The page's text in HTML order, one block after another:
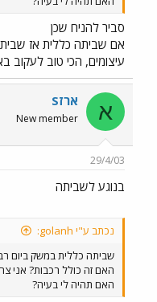
סביר להניח שכן
אם שביתה כללית אז
עיצומים, הכי טוב לעקוב
א ארזS
New member
29/4/03
בנוגע לשביתה
נכתב ע"י golanh:
שביתה כללית במשק ביום
האם תהיה לי בעיה?